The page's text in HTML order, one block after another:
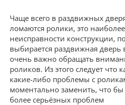
Чаще всего в раздвижных
ломаются ролики, это
неисправности конструкции,
выбирается раздвижная дверь
очень важно обращать
роликов. Из этого следует что
какие-либо проблемы с
моментально заменить, что бы
более серьёзных проблем